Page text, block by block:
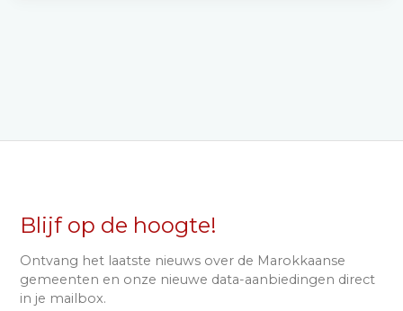
Blijf op de hoogte!
Ontvang het laatste nieuws over de Marokkaanse
gemeenten en onze nieuwe data-aanbiedingen direct
in je mailbox.